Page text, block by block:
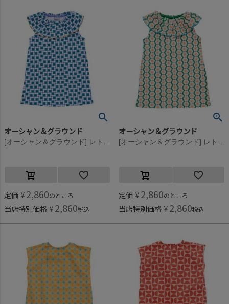
オーシャン＆グラウンド
定価 ¥ 2,860のところ
当店特別価格 ¥ 2,860税込
オーシャン＆グラウンド
定価 ¥ 2,860のところ
当店特別価格 ¥ 2,860税込